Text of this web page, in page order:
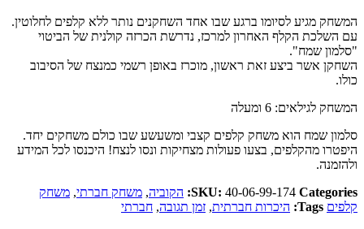
המשחק מגיע לסיומו ברגע שבו אחד השחקנים נותר ללא קלפים לחלוטין.
עם השלכת הקלף האחרון למרכז, נדרשת הכרזה קולנית של הביטוי
"סלמון שמח".
השחקן אשר ביצע זאת ראשון, מוכרז באופן רשמי כמנצח של הסיבוב
כולו.
המשחק לגילאים: 6 ומעלה
סלמון שמח הוא משחק קלפים קצבי ומשעשע שבו כולם משחקים יחד.
היפטרו מהקלפים, בצעו פעולות מצחיקות ונסו לנצח! היכנסו לכל המידע
ולהזמנה.
SKU: 40-06-99-174 Categories: הקוביה, משחק חברתי, משחק
קלפים Tags: היכרות חברתית, זמן תגובה, חברתי